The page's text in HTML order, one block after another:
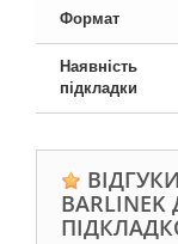
Формат
Наявність
підкладки